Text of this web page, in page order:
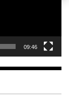
09:46